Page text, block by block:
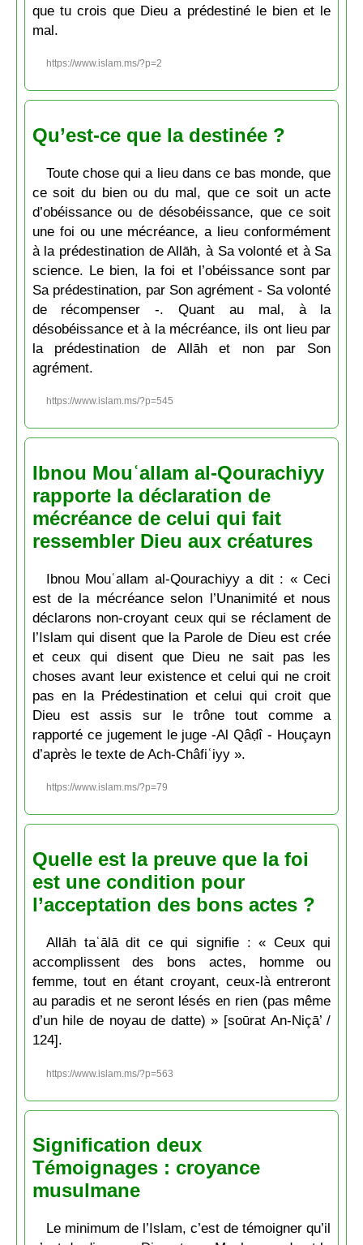
que tu crois que Dieu a prédestiné le bien et le
mal.
https://www.islam.ms/?p=2
Qu’est-ce que la destinée ?
Toute chose qui a lieu dans ce bas monde, que
ce soit du bien ou du mal, que ce soit un acte
d’obéissance ou de désobéissance, que ce soit
une foi ou une mécréance, a lieu conformément
à la prédestination de Allāh, à Sa volonté et à Sa
science. Le bien, la foi et l’obéissance sont par
Sa prédestination, par Son agrément - Sa volonté
de récompenser -. Quant au mal, à la
désobéissance et à la mécréance, ils ont lieu par
la prédestination de Allāh et non par Son
agrément.
https://www.islam.ms/?p=545
Ibnou Mouʿallam al-Qourachiyy
rapporte la déclaration de
mécréance de celui qui fait
ressembler Dieu aux créatures
Ibnou Mouʿallam al-Qourachiyy a dit : « Ceci
est de la mécréance selon l’Unanimité et nous
déclarons non-croyant ceux qui se réclament de
l’Islam qui disent que la Parole de Dieu est crée
et ceux qui disent que Dieu ne sait pas les
choses avant leur existence et celui qui ne croit
pas en la Prédestination et celui qui croit que
Dieu est assis sur le trône tout comme a
rapporté ce jugement le juge -Al Qâḍî - Houçayn
d’après le texte de Ach-Châfiʿiyy ».
https://www.islam.ms/?p=79
Quelle est la preuve que la foi
est une condition pour
l’acceptation des bons actes ?
Allāh taʿālā dit ce qui signifie : « Ceux qui
accomplissent des bons actes, homme ou
femme, tout en étant croyant, ceux-là entreront
au paradis et ne seront lésés en rien (pas même
d’un hile de noyau de datte) » [soūrat An-Niçā’ /
124].
https://www.islam.ms/?p=563
Signification deux
Témoignages : croyance
musulmane
Le minimum de l’Islam, c’est de témoigner qu’il